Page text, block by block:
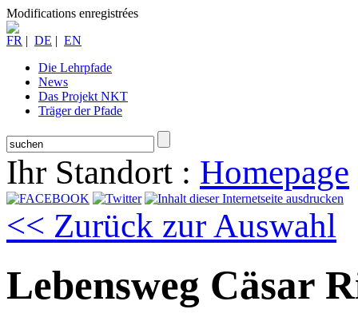
Modifications enregistrées
FR | DE | EN
Die Lehrpfade
News
Das Projekt NKT
Träger der Pfade
Ihr Standort : Homepage
<< Zurück zur Auswahl
Lebensweg Cäsar